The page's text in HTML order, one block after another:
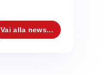
Vai alla news...